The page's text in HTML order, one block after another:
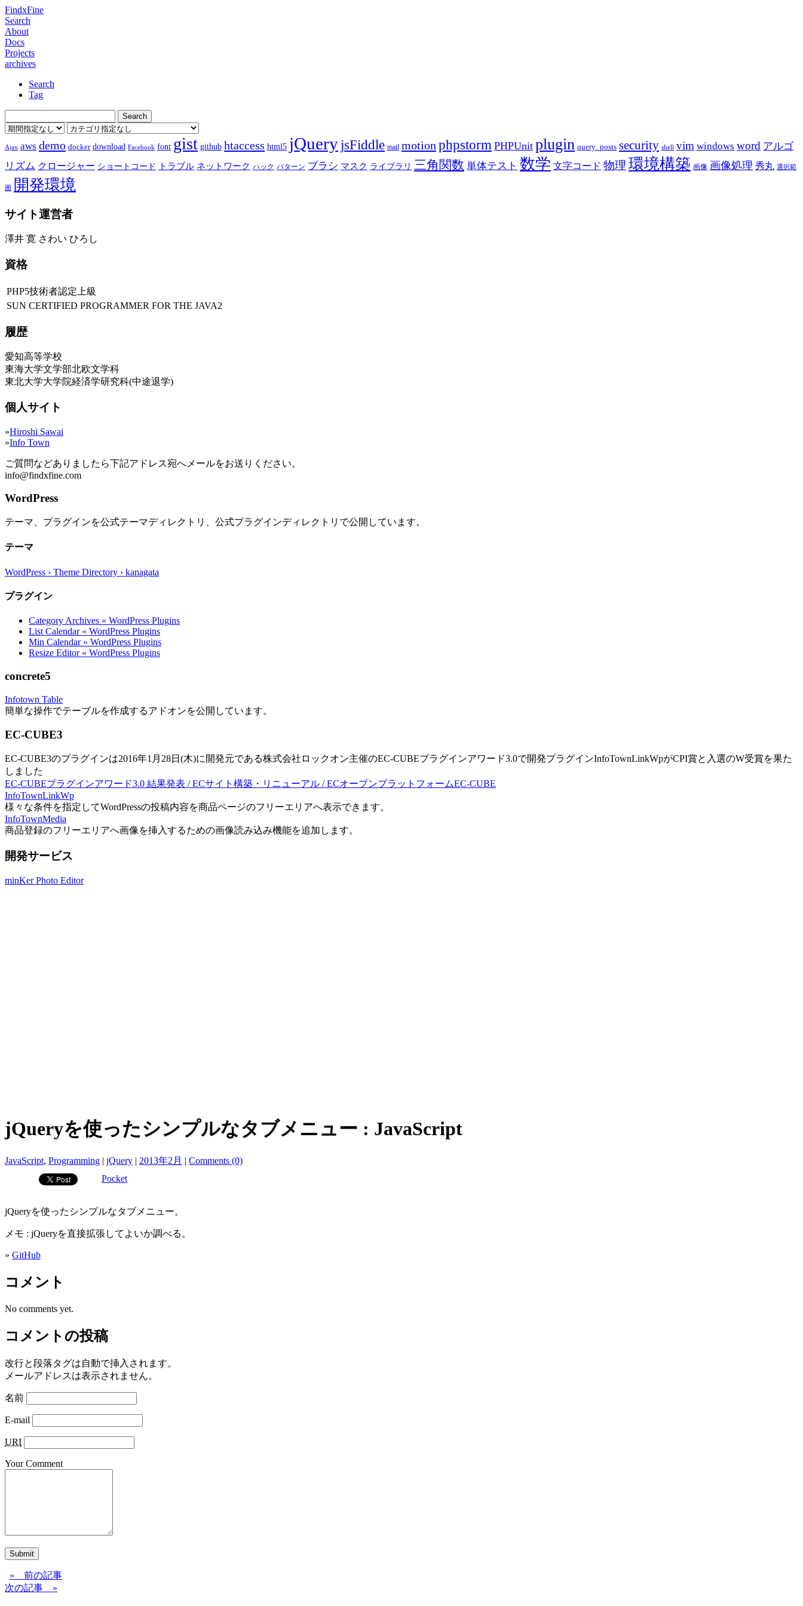
FindxFine
Search
About
Docs
Projects
archives
Search
Tag
Ajax aws demo docker download Facebook font gist github htaccess html5 jQuery jsFiddle mail motion phpstorm PHPUnit plugin query_posts security shell vim windows word アルゴ
リズム クロージャー ショートコード トラブル ネットワーク ハック パターン ブラシ マスク ライブラリ 三角関数 単体テスト 数学 文字コード 物理 環境構築 画像 画像処理 秀丸 選択範
囲 開発環境
サイト運営者
澤井 寛 さわい ひろし
資格
PHP5技術者認定上級
SUN CERTIFIED PROGRAMMER FOR THE JAVA2
履歴
愛知高等学校
東海大学文学部北欧文学科
東北大学大学院経済学研究科(中途退学)
個人サイト
»Hiroshi Sawai
»Info Town
ご質問などありましたら下記アドレス宛へメールをお送りください。
info@findxfine.com
WordPress
テーマ、プラグインを公式テーマディレクトリ、公式プラグインディレクトリで公開しています。
テーマ
WordPress › Theme Directory › kanagata
プラグイン
Category Archives « WordPress Plugins
List Calendar « WordPress Plugins
Min Calendar « WordPress Plugins
Resize Editor « WordPress Plugins
concrete5
Infotown Table
簡単な操作でテーブルを作成するアドオンを公開しています。
EC-CUBE3
EC-CUBE3のプラグインは2016年1月28日(木)に開発元である株式会社ロックオン主催のEC-CUBEプラグインアワード3.0で開発プラグインInfoTownLinkWpがCPI賞と入選のW受賞を果た
しました
EC-CUBEプラグインアワード3.0 結果発表 / ECサイト構築・リニューアル / ECオープンプラットフォームEC-CUBE
InfoTownLinkWp
様々な条件を指定してWordPressの投稿内容を商品ページのフリーエリアへ表示できます。
InfoTownMedia
商品登録のフリーエリアへ画像を挿入するための画像読み込み機能を追加します。
開発サービス
minKer Photo Editor
jQueryを使ったシンプルなタブメニュー : JavaScript
JavaScript, Programming | jQuery | 2013年2月 | Comments (0)
Pocket
jQueryを使ったシンプルなタブメニュー。
メモ : jQueryを直接拡張してよいか調べる。
» GitHub
コメント
No comments yet.
コメントの投稿
改行と段落タグは自動で挿入されます。
メールアドレスは表示されません。
名前
E-mail
URI
Your Comment
Submit
« 前の記事
次の記事 »